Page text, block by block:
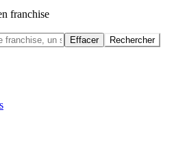
franchise
Effacer Rechercher